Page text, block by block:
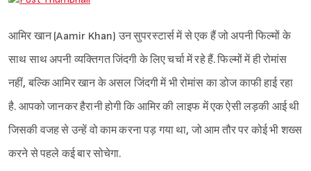
आमिर खान (Aamir Khan) उन सुपरस्टार्स में से एक हैं जो अपनी फिल्मों के
साथ साथ अपनी व्यक्तिगत जिंदगी के लिए चर्चा में रहे हैं. फिल्मों में ही रोमांस
नहीं, बल्कि आमिर खान के असल जिंदगी में भी रोमांस का डोज काफी हाई रहा
है. आपको जानकर हैरानी होगी कि आमिर की लाइफ में एक ऐसी लड़की आई थी
जिसकी वजह से उन्हें वो काम करना पड़ गया था, जो आम तौर पर कोई भी शख्स
करने से पहले कई बार सोचेगा.